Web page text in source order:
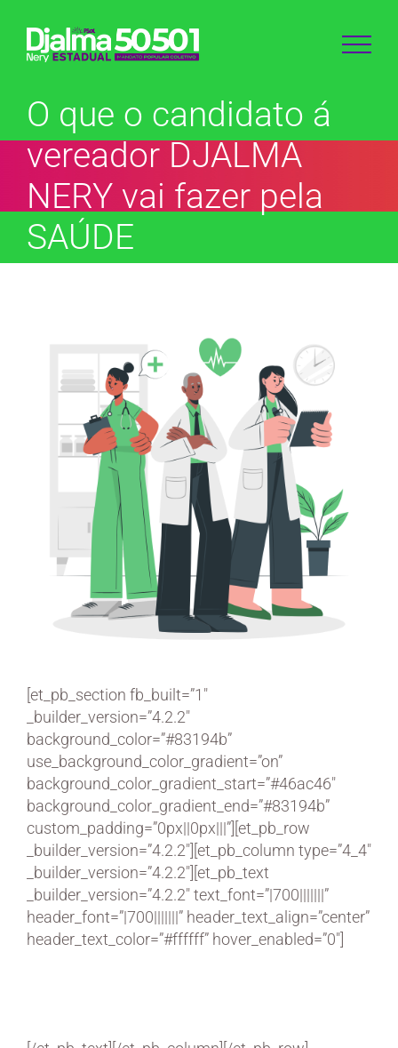
para
O que o candidato á
vereador DJALMA
NERY vai fazer pela
SAÚDE
[et_pb_section fb_built=”1″
_builder_version=”4.2.2″
background_color=”#83194b”
use_background_color_gradient=”on”
background_color_gradient_start=”#46ac46″
background_color_gradient_end=”#83194b”
custom_padding=”0px||0px|||”][et_pb_row
_builder_version=”4.2.2″][et_pb_column type=”4_4″
_builder_version=”4.2.2″][et_pb_text
_builder_version=”4.2.2″ text_font=”|700|||||||”
header_font=”|700|||||||” header_text_align=”center”
header_text_color=”#ffffff” hover_enabled=”0″]